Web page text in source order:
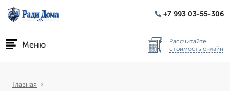
+7 993 03-55-306
Меню
Рассчитайте
стоимость онлайн
Главная